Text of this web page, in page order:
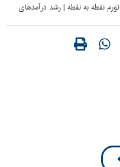
تورم نقطه به نقطه |رشد درآمدهای